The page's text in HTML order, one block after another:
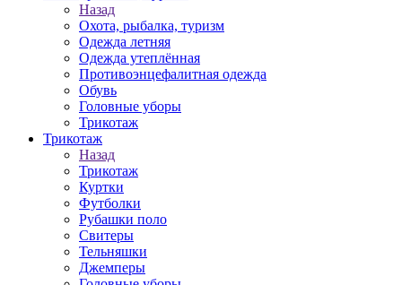
Назад
Охота, рыбалка, туризм
Одежда летняя
Одежда утеплённая
Противоэнцефалитная одежда
Обувь
Головные уборы
Трикотаж
Трикотаж
Назад
Трикотаж
Куртки
Футболки
Рубашки поло
Свитеры
Тельняшки
Джемперы